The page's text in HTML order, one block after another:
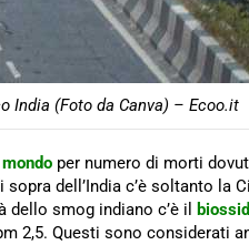
India (Foto da Canva) – Ecoo.it
per numero di morti
dell’India c’è soltanto la
smog indiano c’è il
2,5. Questi sono considerati